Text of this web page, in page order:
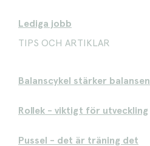
Lediga jobb
TIPS OCH ARTIKLAR
Balanscykel stärker balansen
Rollek - viktigt för utveckling
Pussel - det är träning det